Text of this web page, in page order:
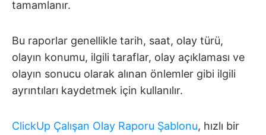
tamamlanır.
Bu raporlar genellikle tarih, saat, olay türü,
olayın konumu, ilgili taraflar, olay açıklaması ve
olayın sonucu olarak alınan önlemler gibi ilgili
ayrıntıları kaydetmek için kullanılır.
ClickUp Çalışan Olay Raporu Şablonu, hızlı bir